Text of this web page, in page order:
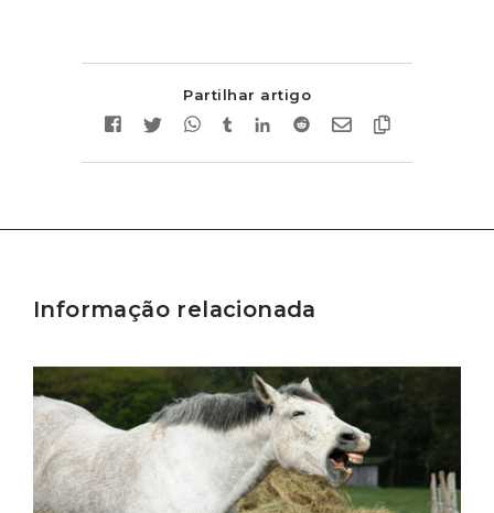
Partilhar artigo
Informação relacionada